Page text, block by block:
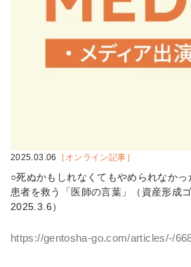
2025.03.06 ［オンライン記事］
○死ぬかもしれなくてもやめられなか
患者を救う「医師の言葉」（資産形成
2025.3.6）
https://gentosha-go.com/articles/-/